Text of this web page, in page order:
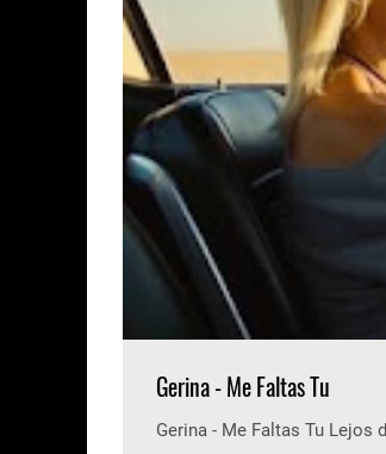
Gerina - Me Faltas Tu
Gerina - Me Faltas Tu Lejos